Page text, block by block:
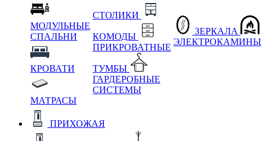
МОДУЛЬНЫЕ
СПАЛЬНИ
КРОВАТИ
МАТРАСЫ
СТОЛИКИ
КОМОДЫ
ПРИКРОВАТНЫЕ
ТУМБЫ
ГАРДЕРОБНЫЕ
СИСТЕМЫ
ЗЕРКАЛА
ЭЛЕКТРОКАМИНЫ
ПРИХОЖАЯ